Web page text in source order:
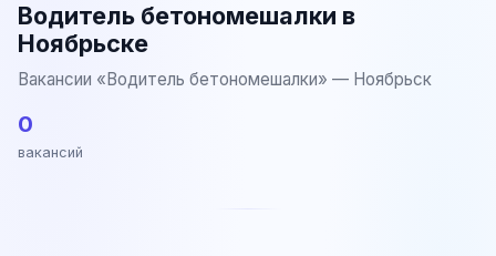
Водитель бетономешалки в
Ноябрьске
Вакансии «Водитель бетономешалки» — Ноябрьск
0
вакансий